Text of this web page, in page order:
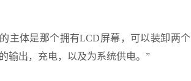
主体是那个拥有LCD屏幕，可以装卸两个
输出，充电，以及为系统供电。”